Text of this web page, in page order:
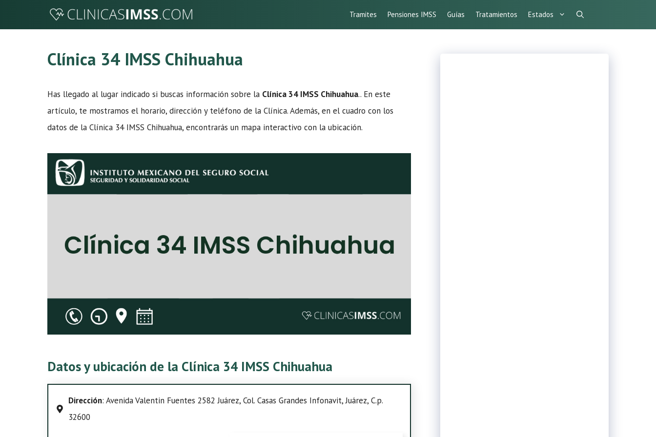
Tramites Pensiones IMSS Guías Tratamientos Estados
Clínica 34 IMSS Chihuahua
Has llegado al lugar indicado si buscas información sobre la Clínica 34 IMSS Chihuahua.. En este
artículo, te mostramos el horario, dirección y teléfono de la Clínica. Además, en el cuadro con los
datos de la Clínica 34 IMSS Chihuahua, encontrarás un mapa interactivo con la ubicación.
Datos y ubicación de la Clínica 34 IMSS Chihuahua
Dirección: Avenida Valentin Fuentes 2582 Juárez, Col. Casas Grandes Infonavit, Juárez, C.p.
32600